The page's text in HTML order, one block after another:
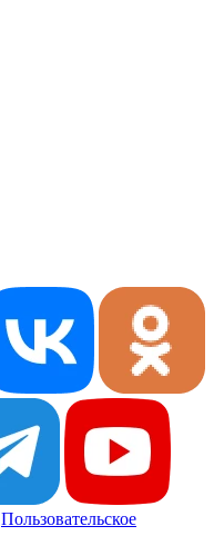
Пользовательское